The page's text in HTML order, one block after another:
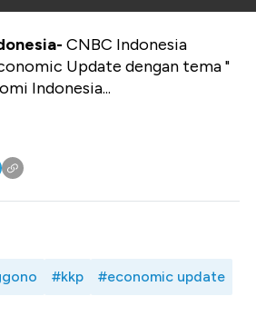
Investasi
CNBC Indonesia
Update dengan tema "
Indonesia...
#kkp #economic update